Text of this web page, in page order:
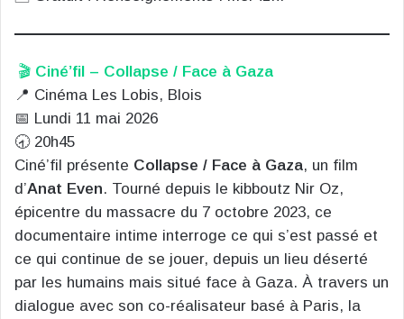
🎬 Ciné’fil – Collapse / Face à Gaza
📍 Cinéma Les Lobis, Blois
📅 Lundi 11 mai 2026
🕣 20h45
Ciné’fil présente Collapse / Face à Gaza, un film
d’Anat Even. Tourné depuis le kibboutz Nir Oz,
épicentre du massacre du 7 octobre 2023, ce
documentaire intime interroge ce qui s’est passé et
ce qui continue de se jouer, depuis un lieu déserté
par les humains mais situé face à Gaza. À travers un
dialogue avec son co-réalisateur basé à Paris, la